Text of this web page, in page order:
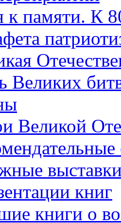
к памяти. К
Великих
Великой
книг
книги о